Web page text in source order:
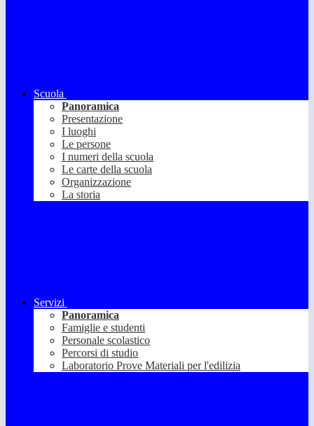
Scuola
Panoramica
Presentazione
I luoghi
Le persone
I numeri della scuola
Le carte della scuola
Organizzazione
La storia
Servizi
Panoramica
Famiglie e studenti
Personale scolastico
Percorsi di studio
Laboratorio Prove Materiali per l'edilizia